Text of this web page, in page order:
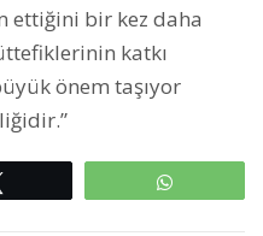
ettiğini bir kez daha
katkı
önem taşıyor